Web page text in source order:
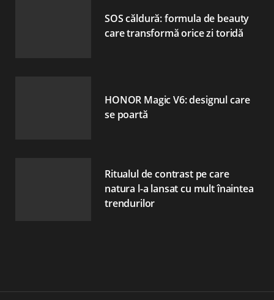
SOS căldură: formula de beauty
care transformă orice zi toridă
HONOR Magic V6: designul care
se poartă
Ritualul de contrast pe care
natura l-a lansat cu mult înaintea
trendurilor